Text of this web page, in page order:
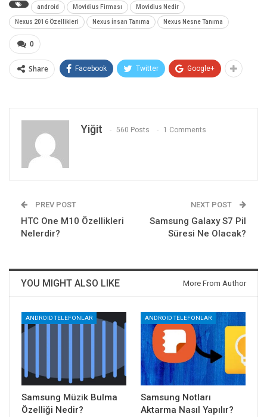
android Movidius Firması Movidius Nedir
Nexus 2016 Özellikleri Nexus İnsan Tanıma Nexus Nesne Tanıma
0
Share Facebook Twitter Google+
Yiğit 560 Posts 1 Comments
PREV POST
HTC One M10 Özellikleri
Nelerdir?
NEXT POST
Samsung Galaxy S7 Pil
Süresi Ne Olacak?
YOU MIGHT ALSO LIKE More From Author
ANDROID TELEFONLAR
Samsung Müzik Bulma
Özelliği Nedir?
ANDROID TELEFONLAR
Samsung Notları
Aktarma Nasıl Yapılır?